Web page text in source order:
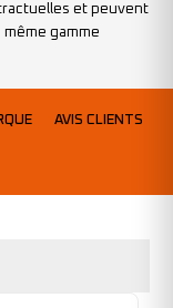
et peuvent
gamme
AVIS CLIENTS